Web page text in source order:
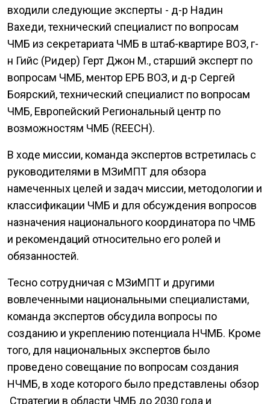
входили следующие эксперты - д-р Надин
Вахеди, технический специалист по вопросам
ЧМБ из секретариата ЧМБ в штаб-квартире ВОЗ, г-
н Гийс (Ридер) Герт Джон М., старший эксперт по
вопросам ЧМБ, ментор ЕРБ ВОЗ, и д-р Сергей
Боярский, технический специалист по вопросам
ЧМБ, Европейский Региональный центр по
возможностям ЧМБ (REECH).
В ходе миссии, команда экспертов встретилась с
руководителями в МЗиМПТ для обзора
намеченных целей и задач миссии, методологии и
классификации ЧМБ и для обсуждения вопросов
назначения национального координатора по ЧМБ
и рекомендаций относительно его ролей и
обязанностей.
Тесно сотрудничая с МЗиМПТ и другими
вовлеченными национальными специалистами,
команда экспертов обсудила вопросы по
созданию и укреплению потенциала НЧМБ. Кроме
того, для национальных экспертов было
проведено совещание по вопросам создания
НЧМБ, в ходе которого было представлены обзор
Стратегии в области ЧМБ до 2030 года и